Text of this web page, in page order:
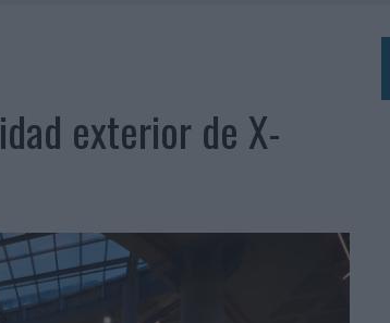
BARCELONÉS
MARCA EN IBIZA
ESTRATEGIA
exterior de X-